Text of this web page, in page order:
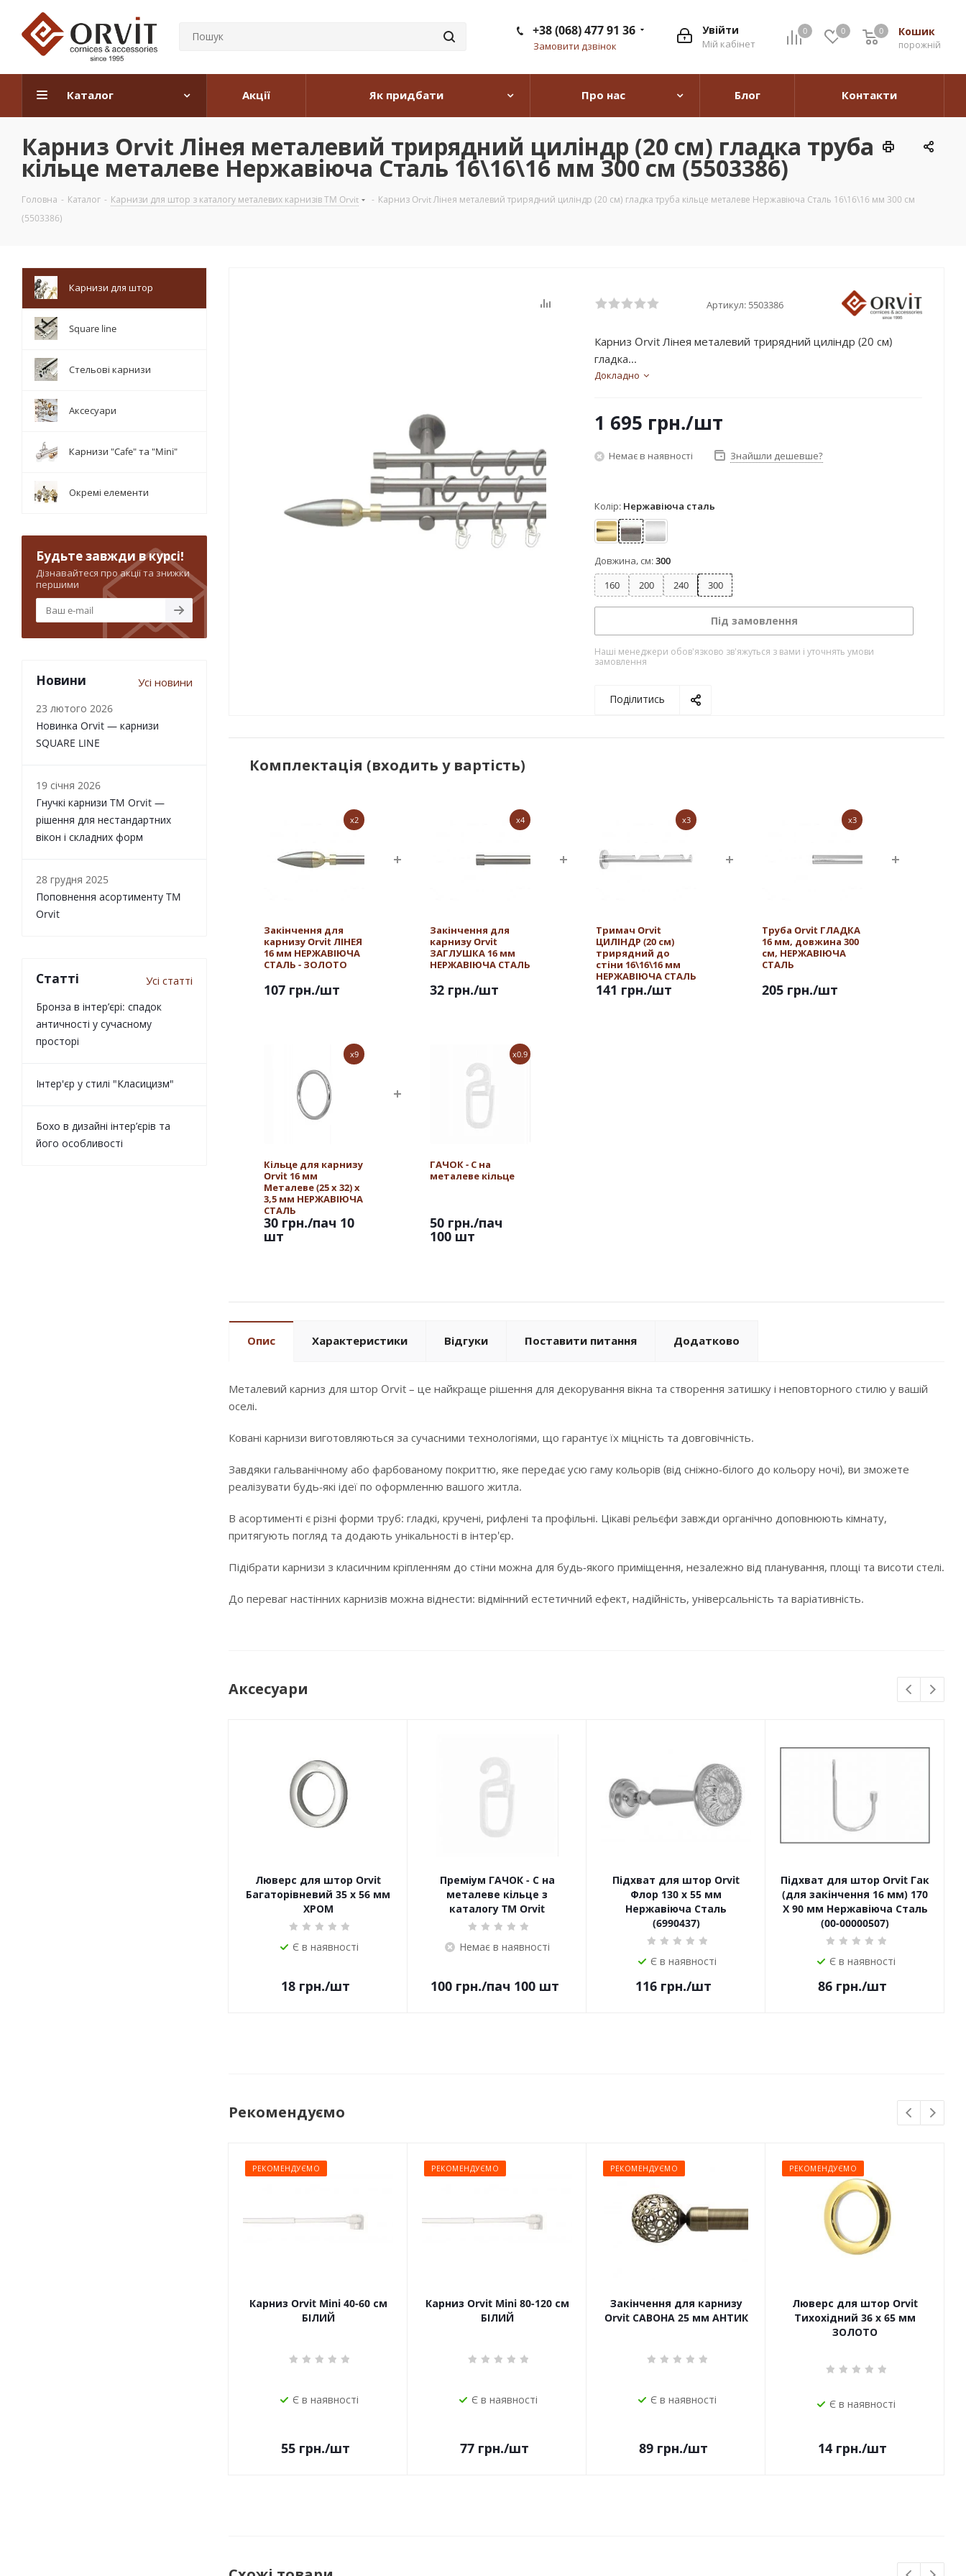
0 0 Кошик
0
порожній
0
Увійти
Мій кабінет
+38 (068) 477 91 36
Замовити дзвінок
Каталог Акції Як придбати Про нас Блог Контакти
Карниз Orvit Лінея металевий трирядний циліндр (20 см) гладка труба
кільце металеве Нержавіюча Сталь 16\16\16 мм 300 см (5503386)
Головна - Каталог - Карнизи для штор з каталогу металевих карнизів TM Orvit - Карниз Orvit Лінея металевий трирядний циліндр (20 см) гладка труба кільце металеве Нержавіюча Сталь 16\16\16 мм 300 см
(5503386)
Артикул: 5503386
Карниз Orvit Лінея металевий трирядний циліндр (20 см)
гладка...
Докладно
1 695 грн./шт
Немає в наявності Знайшли дешевше?
Колір: Нержавіюча сталь
ЗолотоНержавіюча сталь
Сатин
Довжина, см:300
160
200 240 300
Під замовлення
Наші менеджери обов'язково зв'яжуться з вами і уточнять умови
замовлення
Поділитись
Комплектація (входить у вартість)
x2
Закінчення для
карнизу Orvit ЛІНЕЯ
16 мм НЕРЖАВІЮЧА
СТАЛЬ - ЗОЛОТО
107 грн./шт
x4
Закінчення для
карнизу Orvit
ЗАГЛУШКА 16 мм
НЕРЖАВІЮЧА СТАЛЬ
32 грн./шт
x3
Тримач Orvit
ЦИЛІНДР (20 см)
трирядний до
стіни 16\16\16 мм
НЕРЖАВІЮЧА СТАЛЬ
141 грн./шт
x3
Труба Orvit ГЛАДКА
16 мм, довжина 300
см, НЕРЖАВІЮЧА
СТАЛЬ
205 грн./шт
x9
Кільце для карнизу
Orvit 16 мм
Металеве (25 х 32) х
3,5 мм НЕРЖАВІЮЧА
СТАЛЬ
30 грн./пач 10
шт
x0.9
ГАЧОК - С на
металеве кільце
50 грн./пач
100 шт
Опис Характеристики Відгуки Поставити питання Додатково
Металевий карниз для штор Orvit – це найкраще рішення для декорування вікна та створення затишку і неповторного стилю у вашій
оселі.
Ковані карнизи виготовляються за сучасними технологіями, що гарантує їх міцність та довговічність.
Завдяки гальванічному або фарбованому покриттю, яке передає усю гаму кольорів (від сніжно-білого до кольору ночі), ви зможете
реалізувати будь-які ідеї по оформленню вашого житла.
В асортименті є різні форми труб: гладкі, кручені, рифлені та профільні. Цікаві рельєфи завжди органічно доповнюють кімнату,
притягують погляд та додають унікальності в інтер'єр.
Підібрати карнизи з класичним кріпленням до стіни можна для будь-якого приміщення, незалежно від планування, площі та висоти стелі.
До переваг настінних карнизів можна віднести: відмінний естетичний ефект, надійність, універсальність та варіативність.
Аксесуари
Люверс для штор Orvit
Багаторівневий 35 х 56 мм
ХРОМ
Є в наявності
18 грн./шт
Преміум ГАЧОК - С на
металеве кільце з
каталогу TM Orvit
Немає в наявності
100грн./пач 100 шт
Підхват для штор Orvit
Флор 130 х 55 мм
Нержавіюча Сталь
(6990437)
Є в наявності
116 грн./шт
Підхват для штор Orvit Гак
(для закінчення 16 мм) 170
Х 90 мм Нержавіюча Сталь
(00-00000507)
Є в наявності
86 грн./шт
Рекомендуємо
РЕКОМЕНДУЄМО
Карниз Orvit Mini 40-60 см
БІЛИЙ
Є в наявності
55 грн./шт
РЕКОМЕНДУЄМО
Карниз Orvit Mini 80-120 см
БІЛИЙ
Є в наявності
77 грн./шт
РЕКОМЕНДУЄМО
Закінчення для карнизу
Orvit САВОНА 25 мм АНТИК
Є в наявності
89 грн./шт
РЕКОМЕНДУЄМО
Люверс для штор Orvit
Тихохідний 36 х 65 мм
ЗОЛОТО
Є в наявності
14 грн./шт
Карнизи для штор
Square line
Стельові карнизи
Аксесуари
Карнизи "Cafe" та "Mini"
Окремі елементи
Будьте завжди в курсі!
Дізнавайтеся про акції та знижки
першими
Новини Усі новини
23 лютого 2026
Новинка Orvit — карнизи
SQUARE LINE
19 січня 2026
Гнучкі карнизи TM Orvit —
рішення для нестандартних
вікон і складних форм
28 грудня 2025
Поповнення асортименту TM
Orvit
Статті Усі статті
Бронза в інтер’єрі: спадок
античності у сучасному
просторі
Інтер'єр у стилі "Класицизм"
Бохо в дизайні інтер’єрів та
його особливості